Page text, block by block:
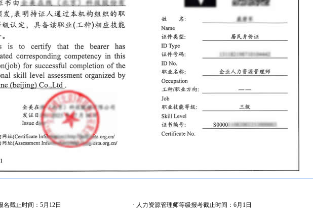
名截止时间：5月12日
· 人力资源管理师等级报考截止时间：6月1日